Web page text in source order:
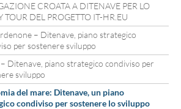
CROATA A DITENAVE PER LO
TOUR DEL PROGETTO IT-HR.EU
– Ditenave, piano strategico
per sostenere sviluppo
Ditenave, piano strategico condiviso per
sviluppo
del mare: Ditenave, un piano
condiviso per sostenere lo sviluppo